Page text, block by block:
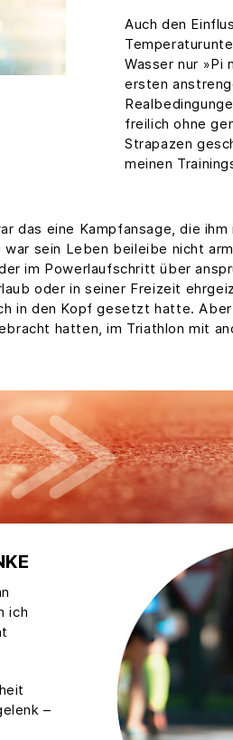
Auch den
Wasser nur »Pi
ersten
freilich ohne
Strapazen
meinen
das eine Kampfansage, die
sein Leben beileibe nicht
im Powerlaufschritt über
oder in seiner Freizeit
in den Kopf gesetzt hatte.
hatten, im Triathlon mit
ich
–